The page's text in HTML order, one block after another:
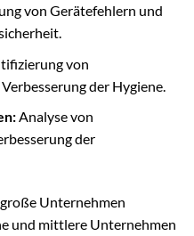
von Gerätefehlern und
von
der Hygiene.
Analyse von
der
Unternehmen
und mittlere Unternehmen